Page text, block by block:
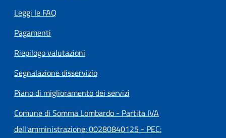
Leggi le FAQ
Pagamenti
Riepilogo valutazioni
Segnalazione disservizio
Piano di miglioramento dei servizi
Comune di Somma Lombardo - Partita IVA
dell'amministrazione: 00280840125 - PEC: